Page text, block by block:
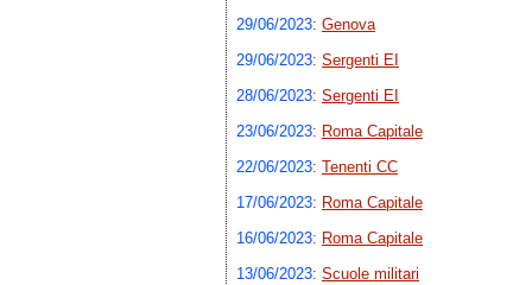
29/06/2023: Genova
29/06/2023: Sergenti EI
28/06/2023: Sergenti EI
23/06/2023: Roma Capitale
22/06/2023: Tenenti CC
17/06/2023: Roma Capitale
16/06/2023: Roma Capitale
13/06/2023: Scuole militari